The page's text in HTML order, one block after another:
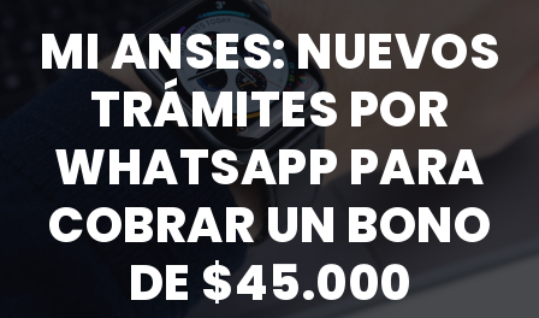
MI ANSES: NUEVOS
TRÁMITES POR
WHATSAPP PARA
COBRAR UN BONO
DE $45.000